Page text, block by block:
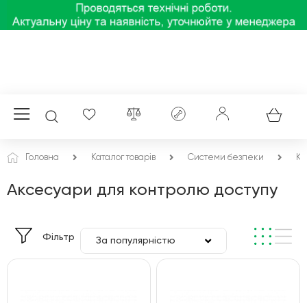
Головна Каталог товарів Системи безпеки
Аксесуари для контролю доступу
Фільтр За популярністю